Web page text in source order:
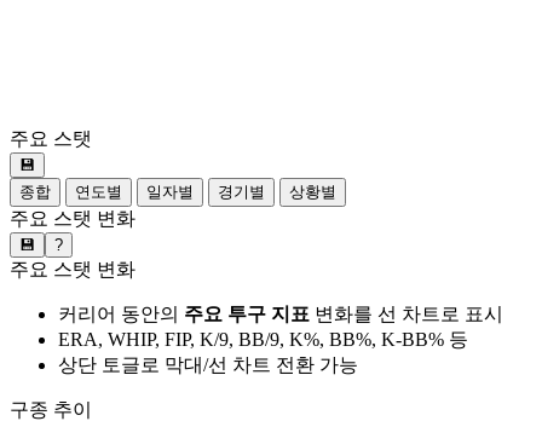
주요 스탯
💾
종합
연도별 일자별 경기별 상황별
주요 스탯 변화
💾 ?
주요 스탯 변화
커리어 동안의 주요 투구 지표 변화를 선 차트로 표시
ERA, WHIP, FIP, K/9, BB/9, K%, BB%, K-BB% 등
상단 토글로 막대/선 차트 전환 가능
구종 추이